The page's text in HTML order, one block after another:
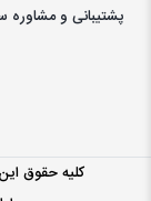
پشتیبانی و مشاوره
کليه حقوق